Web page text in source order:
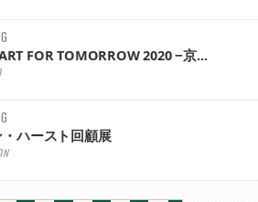
FOR TOMORROW 2020 −京...
ハースト回顧展